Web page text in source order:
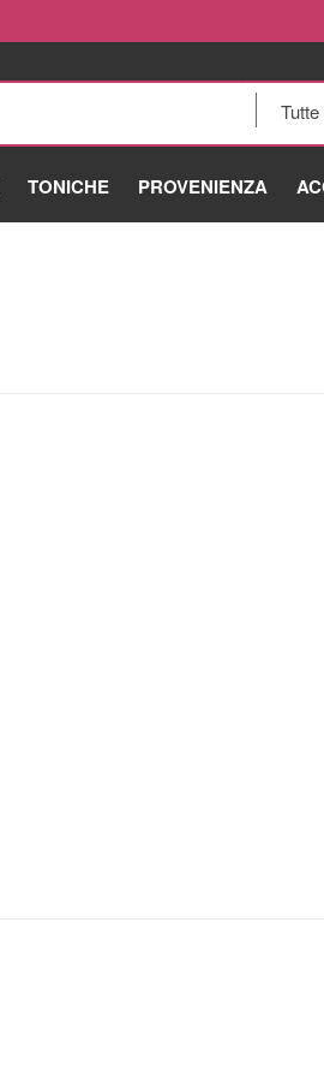
TONICHE PROVENIENZA